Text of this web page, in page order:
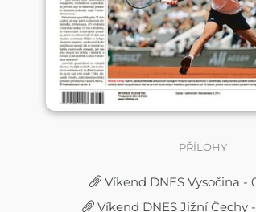
PŘÍLOHY
Víkend DNES Vysočina -
Víkend DNES Jižní Čechy